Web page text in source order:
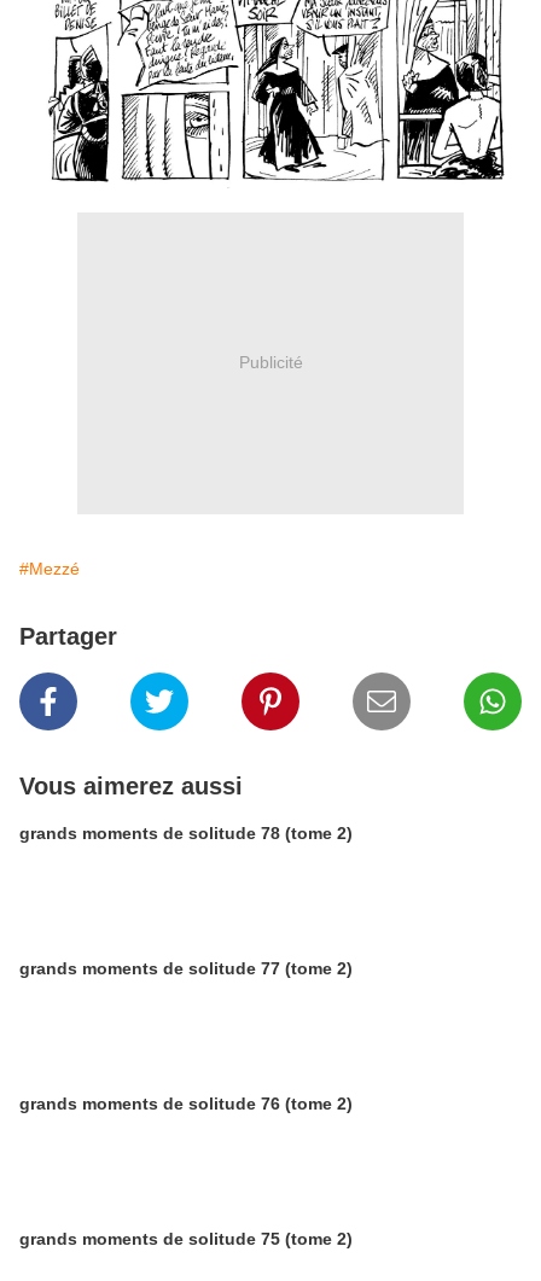
Publicité
#Mezzé
Partager
Vous aimerez aussi
grands moments de solitude 78 (tome 2)
grands moments de solitude 77 (tome 2)
grands moments de solitude 76 (tome 2)
grands moments de solitude 75 (tome 2)